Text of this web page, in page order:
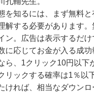
を知るには、まず無料
解する必要があります。
ン。広告は表示するだけ
に応じてお金が入る成功
ら、1クリック10円以下
リックする確率は1％以
ければ、相当なダウン